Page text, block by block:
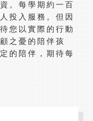
。每學期約一百
投入服務。但因
您以實際的行動
之憂的陪伴孩
的陪伴，期待每